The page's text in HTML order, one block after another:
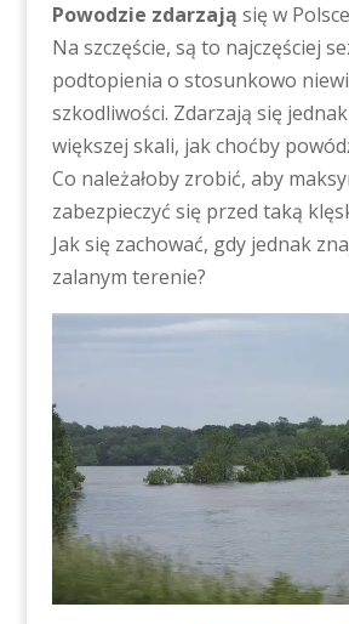
Powodzie zdarzają się w
Na szczęście, są to najczęściej
podtopienia o stosunkowo
szkodliwości. Zdarzają się
większej skali, jak choćby
Co należałoby zrobić, aby
zabezpieczyć się przed taką
Jak się zachować, gdy jednak
zalanym terenie?